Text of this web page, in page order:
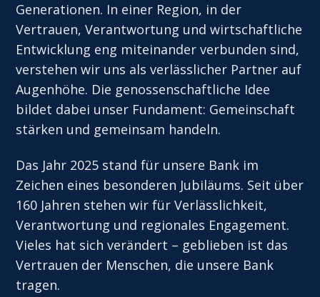
Generationen. In einer Region, in der
Vertrauen, Verantwortung und wirtschaftliche
Entwicklung eng miteinander verbunden sind,
verstehen wir uns als verlässlicher Partner auf
Augenhöhe. Die genossenschaftliche Idee
bildet dabei unser Fundament: Gemeinschaft
stärken und gemeinsam handeln.
Das Jahr 2025 stand für unsere Bank im
Zeichen eines besonderen Jubiläums. Seit über
160 Jahren stehen wir für Verlässlichkeit,
Verantwortung und regionales Engagement.
Vieles hat sich verändert – geblieben ist das
Vertrauen der Menschen, die unsere Bank
tragen.